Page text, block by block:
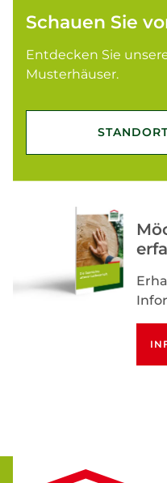
Schauen Sie
Entdecken Sie
Musterhäuser.